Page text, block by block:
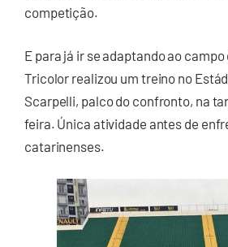
competição.
E para já ir se adaptando ao campo
Tricolor realizou um treino no
Scarpelli, palco do confronto, na
feira. Única atividade antes de
catarinenses.